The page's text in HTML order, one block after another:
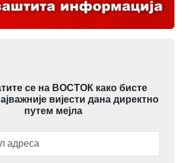
се на ВОСТОК како бисте
вијести дана директно
путем мејла